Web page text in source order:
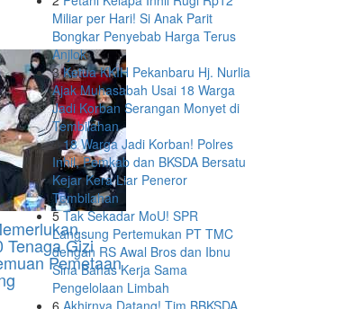
Tenaga Gizi
Pemetaan
Miliar per Hari! Si Anak Parit
Bongkar Penyebab Harga Terus
Anjlok
3 Ketua KKIH Pekanbaru Hj. Nurlia
Ajak Muhasabah Usai 18 Warga
Jadi Korban Serangan Monyet di
Tembilahan
4 18 Warga Jadi Korban! Polres
Inhil, Pemkab dan BKSDA Bersatu
Kejar Kera Liar Peneror
Tembilahan
5 Tak Sekadar MoU! SPR
Langsung Pertemukan PT TMC
dengan RS Awal Bros dan Ibnu
Sina Bahas Kerja Sama
Pengelolaan Limbah
6 Akhirnya Datang! Tim BBKSDA